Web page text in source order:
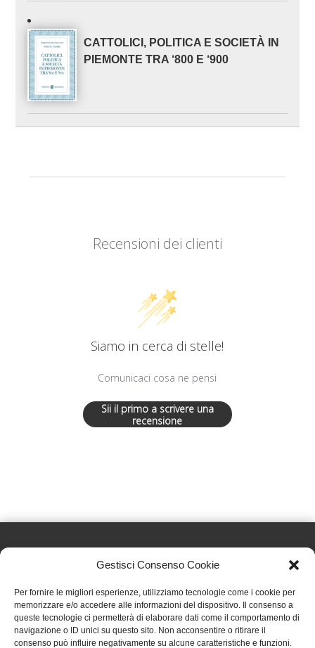
Gestisci Consenso Cookie
Per fornire le migliori esperienze, utilizziamo tecnologie come i cookie per
memorizzare e/o accedere alle informazioni del dispositivo. Il consenso a
queste tecnologie ci permetterà di elaborare dati come il comportamento di
navigazione o ID unici su questo sito. Non acconsentire o ritirare il
consenso può influire negativamente su alcune caratteristiche e funzioni.
CATTOLICI, POLITICA E SOCIETÀ IN
PIEMONTE TRA ‘800 E ‘900
Recensioni dei clienti
Siamo in cerca di stelle!
Comunicaci cosa ne pensi
Sii il primo a scrivere una
recensione
Effatà Editrice di Pellegrino Paolo SAS
C.F. e P.IVA 09655250018
Via Tre Denti, 1 - 10060 Cantalupa (TO)
Telefono: (+39) 0121 353452 - Fax: (+39) 0121 353839